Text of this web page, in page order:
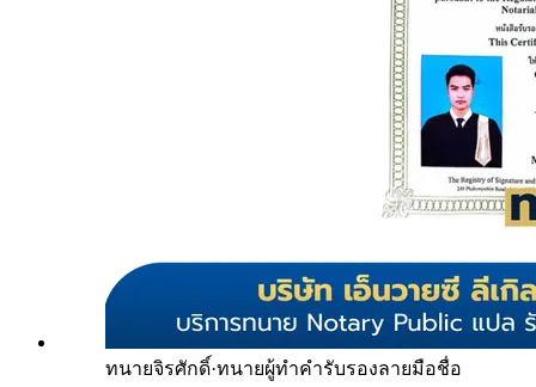
ทนายจิรศักดิ์·ทนายผู้ทำคำรับรองลายมือชื่อ